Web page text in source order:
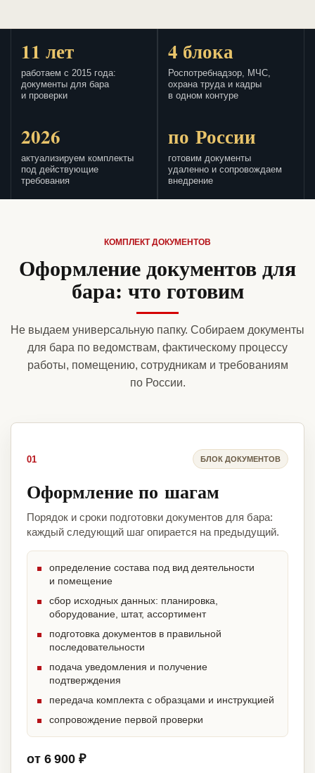
11 лет
работаем с 2015 года:
документы для бара
и проверки
4 блока
Роспотребнадзор, МЧС,
охрана труда и кадры
в одном контуре
2026
актуализируем комплекты
под действующие
требования
по России
готовим документы
удаленно и сопровождаем
внедрение
КОМПЛЕКТ ДОКУМЕНТОВ
Оформление документов для
бара: что готовим
Не выдаем универсальную папку. Собираем документы
для бара по ведомствам, фактическому процессу
работы, помещению, сотрудникам и требованиям
по России.
01 БЛОК ДОКУМЕНТОВ
Оформление по шагам
Порядок и сроки подготовки документов для бара:
каждый следующий шаг опирается на предыдущий.
определение состава под вид деятельности
и помещение
сбор исходных данных: планировка,
оборудование, штат, ассортимент
подготовка документов в правильной
последовательности
подача уведомления и получение
подтверждения
передача комплекта с образцами и инструкцией
сопровождение первой проверки
от 6 900 ₽